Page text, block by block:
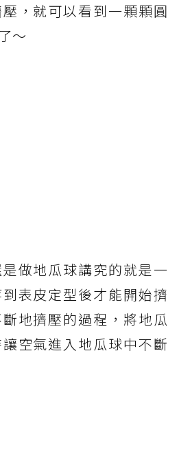
，就可以看到一顆顆圓
～
做地瓜球講究的就是一
表皮定型後才能開始擠
地擠壓的過程，將地瓜
空氣進入地瓜球中不斷